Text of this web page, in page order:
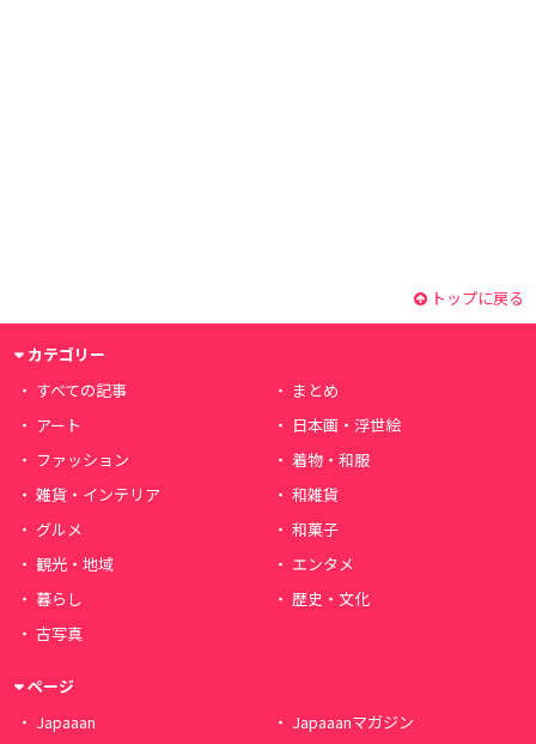
トップに戻る
カテゴリー
すべての記事
まとめ
アート
日本画・浮世絵
ファッション
着物・和服
雑貨・インテリア
和雑貨
グルメ
和菓子
観光・地域
エンタメ
暮らし
歴史・文化
古写真
ページ
Japaaan
Japaaanマガジン